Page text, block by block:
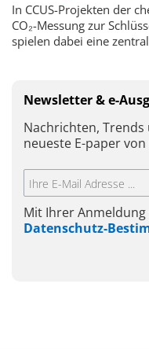
In CCUS-Projekten der
CO₂-Messung zur
spielen dabei eine
Newsletter & e-
Nachrichten,
neueste E-paper von
Mit Ihrer
Datenschutz-